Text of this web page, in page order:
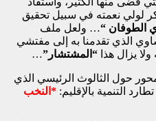
لولي نعمته في سبيل تحقيق
الطوفان “… ولعل ملف
الذي تقدمنا به إلى مفتشي
ولا يزال هذا “المشتشار”…
حول الثالوث الرئيسي الذي
التنمية بالإقليم: *النخب